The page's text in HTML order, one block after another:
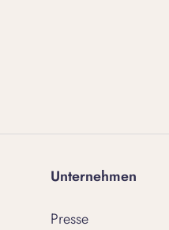
Unternehmen
Presse